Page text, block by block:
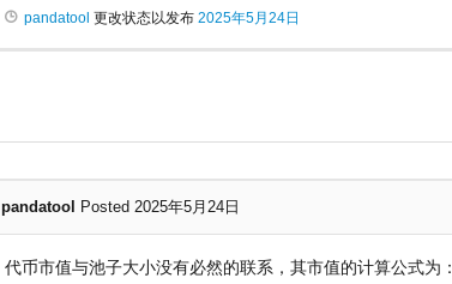
pandatool 更改状态以发布 2025年5月24日
pandatool Posted 2025年5月24日
代币市值与池子大小没有必然的联系，其市值的计算公式为：